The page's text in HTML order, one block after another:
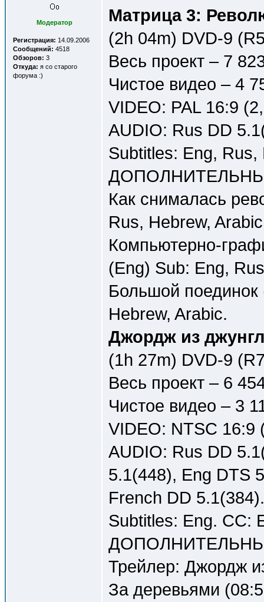
Модератор
Регистрация: 14.09.2006
Сообщений: 4518
Обзоров: 3
Откуда: я со старого
форума :)
Матрица 3:
(2h 04m) DVD-9
Весь проект – 7
Чистое видео – 4
VIDEO: PAL 16:9
AUDIO: Rus DD
Subtitles: Eng, Rus,
Как снималась
Rus, Hebrew,
Компьютерно-
(Eng) Sub: Eng,
Большой
Hebrew, Arabic.
Джордж из
(1h 27m) DVD-9
Весь проект – 6
Чистое видео – 3
VIDEO: NTSC 16:9
AUDIO: Rus DD
5.1(448), Eng DTS
French DD 5.1(384).
Subtitles: Eng. CC:
Трейлер: Джордж
За деревьями